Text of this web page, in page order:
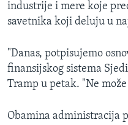
industrije i mere koje
savetnika koji deluju u
"Danas, potpisujemo
finansijskog sistema
Tramp u petak. "Ne
Obamina administracija